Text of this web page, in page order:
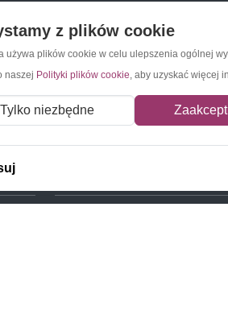
Napisz do nas Zapisz się
z plików cookie
używa plików cookie w celu ulepszenia ogólnej
naszej Polityki plików cookie, aby uzyskać więcej
Tylko niezbędne